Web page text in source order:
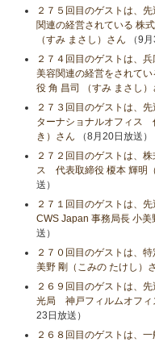
２７５回目のゲストは、
関連の経営されている 株
（すみ まさし）さん （9
２７４回目のゲストは、
美容関連の経営をされて
役 角 昌司 （すみ まさし）
２７３回目のゲストは、
ターナショナルオフィス
き）さん （8月20日放送）
２７２回目のゲストは、
ス 代表取締役 榎本 輝明
送）
２７１回目のゲストは、
CWS Japan 事務局長 小
送）
２７０回目のゲストは、
美野 剛（こみの たけし）
２６９回目のゲストは、
光局 神戸フィルムオフ
23日放送）
２６８回目のゲストは、